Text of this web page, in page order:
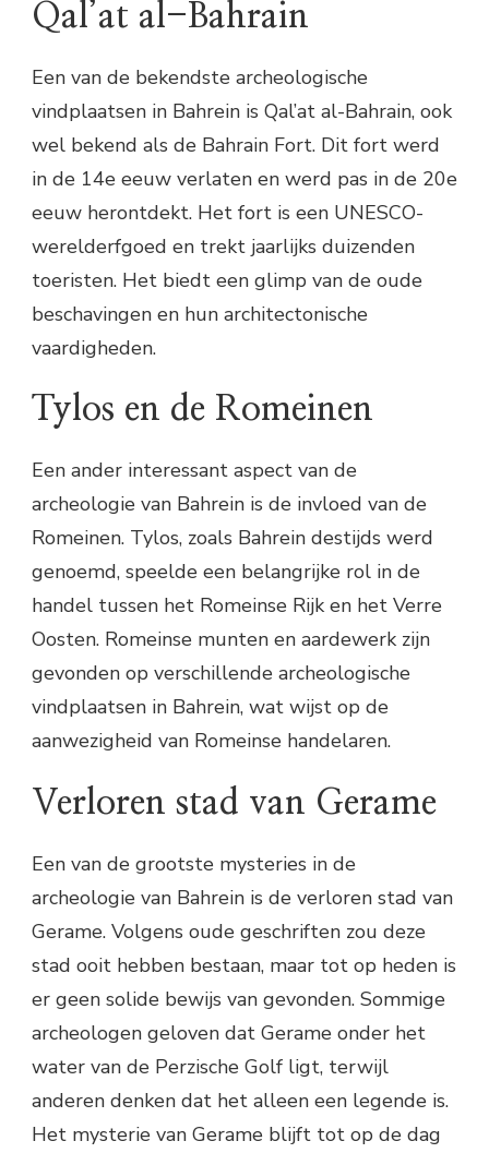
Qal’at al-Bahrain
Een van de bekendste archeologische
vindplaatsen in Bahrein is Qal’at al-Bahrain, ook
wel bekend als de Bahrain Fort. Dit fort werd
in de 14e eeuw verlaten en werd pas in de 20e
eeuw herontdekt. Het fort is een UNESCO-
werelderfgoed en trekt jaarlijks duizenden
toeristen. Het biedt een glimp van de oude
beschavingen en hun architectonische
vaardigheden.
Tylos en de Romeinen
Een ander interessant aspect van de
archeologie van Bahrein is de invloed van de
Romeinen. Tylos, zoals Bahrein destijds werd
genoemd, speelde een belangrijke rol in de
handel tussen het Romeinse Rijk en het Verre
Oosten. Romeinse munten en aardewerk zijn
gevonden op verschillende archeologische
vindplaatsen in Bahrein, wat wijst op de
aanwezigheid van Romeinse handelaren.
Verloren stad van Gerame
Een van de grootste mysteries in de
archeologie van Bahrein is de verloren stad van
Gerame. Volgens oude geschriften zou deze
stad ooit hebben bestaan, maar tot op heden is
er geen solide bewijs van gevonden. Sommige
archeologen geloven dat Gerame onder het
water van de Perzische Golf ligt, terwijl
anderen denken dat het alleen een legende is.
Het mysterie van Gerame blijft tot op de dag